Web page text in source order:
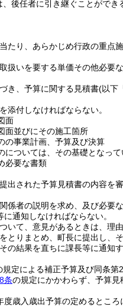
後任者に引き継ぐことがで
たり、あらかじめ行政の重点
扱いを要する単価その他必要
き、予算に関する見積書(以下
添付しなければならない。
面
面並びにその施工箇所
の事業計画、予算及び決算
については、その基礎となっ
必要な書類
出された予算見積書の内容を
係者の説明を求め、及び必要
通知しなければならない。
いて、意見があるときは、理
とりまとめ、町長に提出し、
の結果を直ちに課長等に通知す
定による補正予算及び同条第
条の規定にかかわらず、予算見
歳入歳出予算の定めるところ